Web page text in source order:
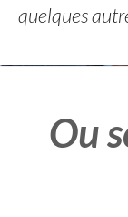
quelques
Ou